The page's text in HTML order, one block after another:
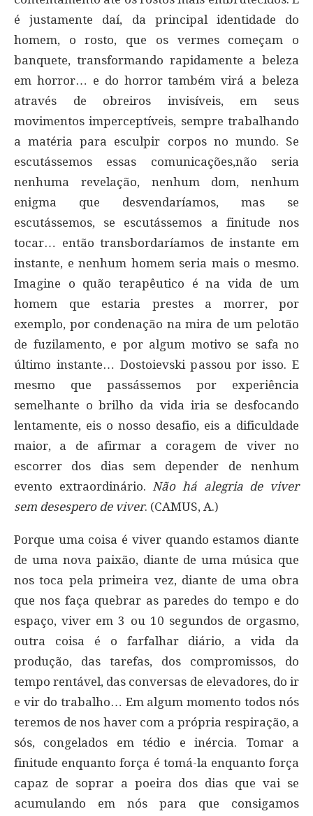
é justamente daí, da principal identidade do
homem, o rosto, que os vermes começam o
banquete, transformando rapidamente a beleza
em horror… e do horror também virá a beleza
através de obreiros invisíveis, em seus
movimentos imperceptíveis, sempre trabalhando
a matéria para esculpir corpos no mundo. Se
escutássemos essas comunicações,não seria
nenhuma revelação, nenhum dom, nenhum
enigma que desvendaríamos, mas se
escutássemos, se escutássemos a finitude nos
tocar… então transbordaríamos de instante em
instante, e nenhum homem seria mais o mesmo.
Imagine o quão terapêutico é na vida de um
homem que estaria prestes a morrer, por
exemplo, por condenação na mira de um pelotão
de fuzilamento, e por algum motivo se safa no
último instante… Dostoievski passou por isso. E
mesmo que passássemos por experiência
semelhante o brilho da vida iria se desfocando
lentamente, eis o nosso desafio, eis a dificuldade
maior, a de afirmar a coragem de viver no
escorrer dos dias sem depender de nenhum
evento extraordinário.Não há alegria de viver
sem desespero de viver. (CAMUS, A.)
Porque uma coisa é viver quando estamos diante
de uma nova paixão, diante de uma música que
nos toca pela primeira vez, diante de uma obra
que nos faça quebrar as paredes do tempo e do
espaço, viver em 3 ou 10 segundos de orgasmo,
outra coisa é o farfalhar diário, a vida da
produção, das tarefas, dos compromissos, do
tempo rentável, das conversas de elevadores, do ir
e vir do trabalho… Em algum momento todos nós
teremos de nos haver com a própria respiração, a
sós, congelados em tédio e inércia. Tomar a
finitude enquanto força é tomá-la enquanto força
capaz de soprar a poeira dos dias que vai se
acumulando em nós para que consigamos